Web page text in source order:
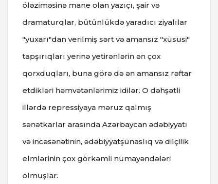
öləziməsinə mane olan yazıçı, şair və
dramaturqlar, bütünlükdə yaradıcı ziyalılar
"yuxarı"dan verilmiş sərt və amansız "xüsusi"
tapşırıqları yerinə yetirənlərin ən çox
qorxduqları, buna görə də ən amansız rəftar
etdikləri həmvətənlərimiz idilər. O dəhşətli
illərdə repressiyaya məruz qalmış
sənətkarlar arasında Azərbaycan ədəbiyyatı
və incəsənətinin, ədəbiyyatşünaslıq və dilçilik
elmlərinin çox görkəmli nümayəndələri
olmuşlar.